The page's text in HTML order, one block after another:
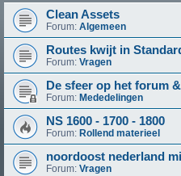
Clean Assets
Forum: Algemeen
Routes kwijt in
Forum: Vragen
De sfeer op het forum
Forum: Mededelingen
NS 1600 - 1700 - 1800
Forum: Rollend materieel
noordoost nederland
Forum: Vragen